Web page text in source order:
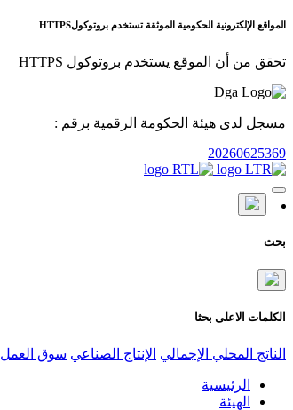
المواقع الإلكترونية الحكومية الموثقة تستخدم بروتوكولHTTPS
تحقق من أن الموقع يستخدم بروتوكول HTTPS
مسجل لدى هيئة الحكومة الرقمية برقم :
20260625369
بحث
الكلمات الاعلى بحثا
الناتج المحلي الإجمالي الإنتاج الصناعي سوق العمل
الرئيسية
الهيئة